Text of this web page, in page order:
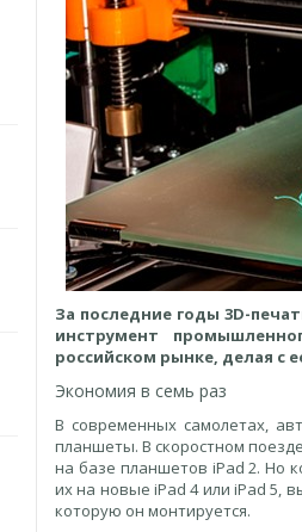
За последние годы 3D-
инструмент
российском рынке, делая с
Экономия в семь раз
В современных самолетах,
планшеты. В скоростном
на базе планшетов iPad 2. Но
их на новые iPad 4 или iPad 5,
которую он монтируется.